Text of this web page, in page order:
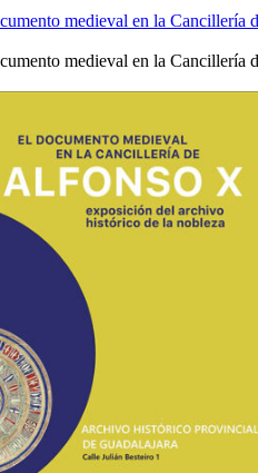
medieval en la Cancillería
medieval en la Cancillería